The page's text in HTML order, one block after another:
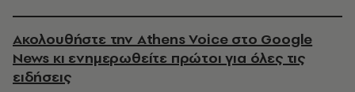
Ακολουθήστε την Athens Voice στο Google
News κι ενημερωθείτε πρώτοι για όλες τις
ειδήσεις